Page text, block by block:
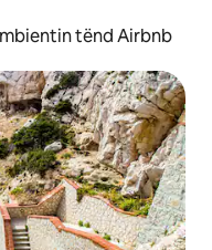
tënd Airbnb